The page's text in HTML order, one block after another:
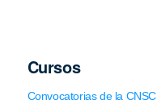
Cursos
Convocatorias de la CNSC